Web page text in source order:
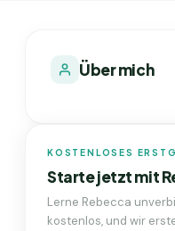
Über mich
KOSTENLOSES
Starte jetzt mit
Lerne Rebecca
kostenlos, und wir